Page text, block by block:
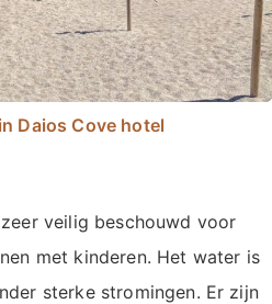
Daios Cove hotel
veilig beschouwd voor
met kinderen. Het water is
sterke stromingen. Er zijn